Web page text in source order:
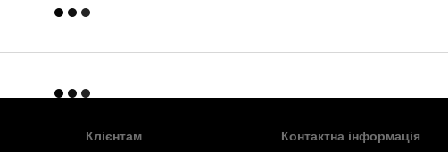
Клієнтам Контактна інформація